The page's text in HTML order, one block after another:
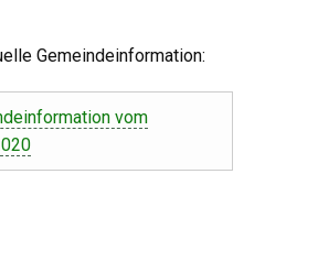
Gemeindeinformation:
vom